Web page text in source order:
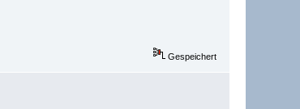
Gespeichert